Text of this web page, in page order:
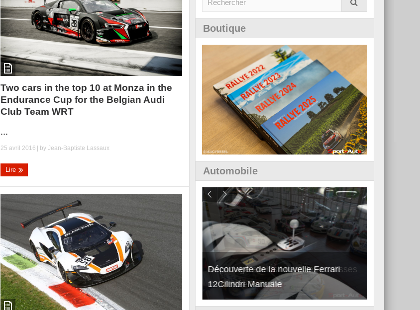
Two cars in the top 10 at Monza in the
Endurance Cup for the Belgian Audi
Club Team WRT
...
25 avril 2016 | byJean-Baptiste Lassaux
Lire
Boutique
Automobile
Reportage exclusif dans les coulisses
du Musée Porsche
Découverte de la nouvelle Ferrari
12Cilindri Manuale